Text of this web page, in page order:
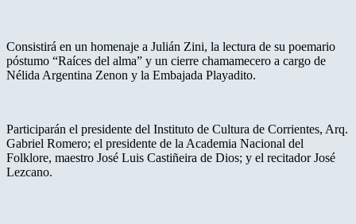
Consistirá en un homenaje a Julián Zini, la lectura de su poemario
póstumo “Raíces del alma” y un cierre chamamecero a cargo de
Nélida Argentina Zenon y la Embajada Playadito.
Participarán el presidente del Instituto de Cultura de Corrientes, Arq.
Gabriel Romero; el presidente de la Academia Nacional del
Folklore, maestro José Luis Castiñeira de Dios; y el recitador José
Lezcano.